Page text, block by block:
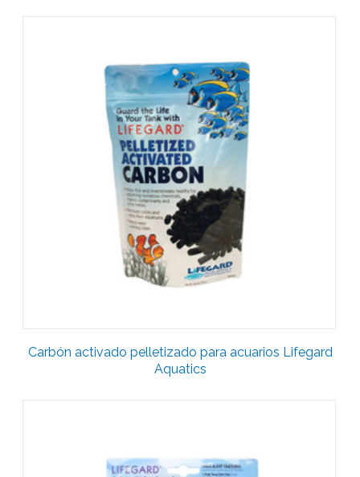
Carbón activado pelletizado para acuarios Lifegard
Aquatics